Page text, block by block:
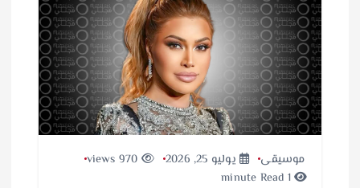
م
ي
ل
…
موسيقى يوليو 25, 2026
1 minute Read